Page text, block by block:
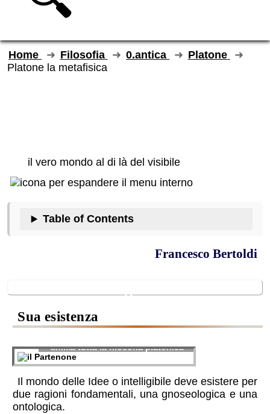
Home Filosofia 0.antica
Platone
Platone la metafisica
il vero mondo al di là del visibile
Table of Contents
Francesco Bertoldi
sua esistenza
anima tutta la filosofia platonica
Il mondo delle Idee o intelligibile deve esistere per
due ragioni fondamentali, una gnoseologica e una
ontologica.